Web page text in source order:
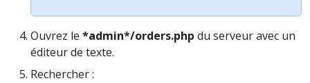
Ouvrez le *admin*/orders.php du serveur avec un
éditeur de texte.
Rechercher :